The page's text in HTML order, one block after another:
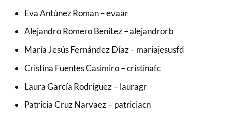
Eva Antúnez Roman – evaar
Alejandro Romero Benítez – alejandrorb
María Jesús Fernández Díaz – mariajesusfd
Cristina Fuentes Casimiro – cristinafc
Laura García Rodríguez – lauragr
Patricia Cruz Narvaez – patriciacn